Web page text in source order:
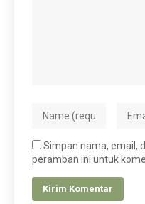
Simpan nama, email,
peramban ini untuk